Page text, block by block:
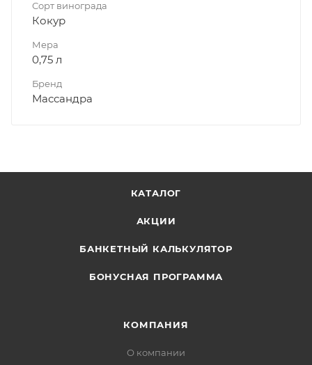
Сорт винограда
Кокур
Мера
0,75 л
Бренд
Массандра
КАТАЛОГ
АКЦИИ
БАНКЕТНЫЙ КАЛЬКУЛЯТОР
БОНУСНАЯ ПРОГРАММА
КОМПАНИЯ
О компании